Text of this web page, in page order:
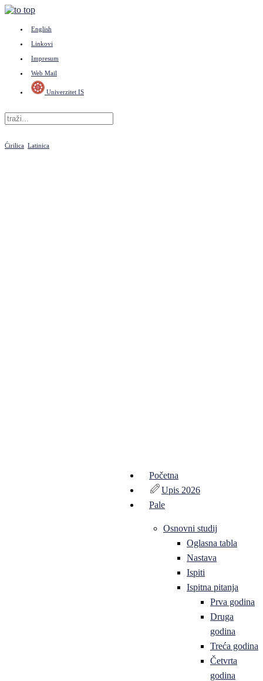
English
Linkovi
Impresum
Web Mail
Univerzitet IS
Ćirilica Latinica
Početna
Upis 2026
Pale
Osnovni studij
Oglasna tabla
Nastava
Ispiti
Ispitna pitanja
Prva godina
Druga
godina
Treća godina
Četvrta
godina